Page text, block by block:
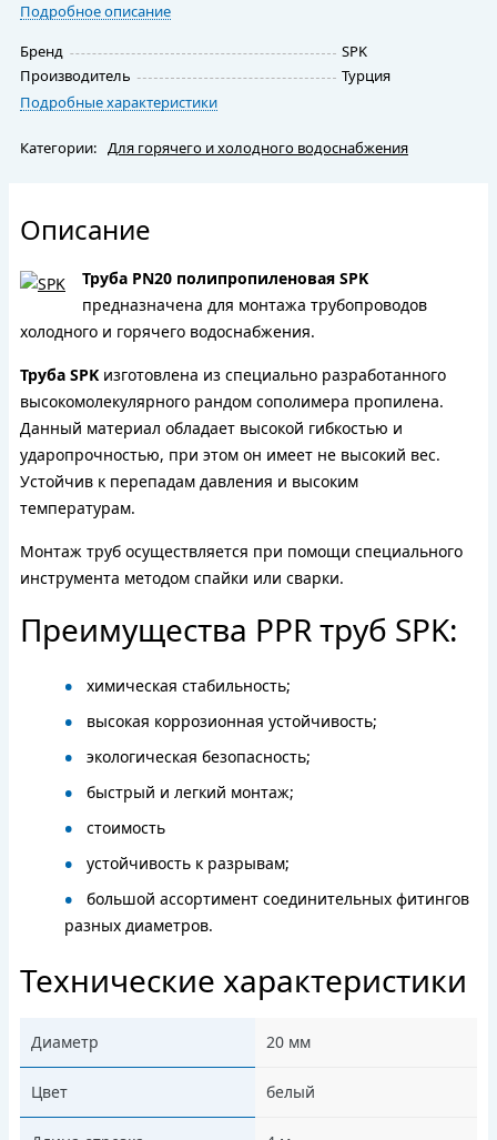
Подробное описание
Бренд
SPK
Производитель
Турция
Подробные характеристики
Категории: Для горячего и холодного водоснабжения
Описание
Труба PN20 полипропиленовая SPK
предназначена для монтажа трубопроводов
холодного и горячего водоснабжения.
Труба SPK изготовлена из специально разработанного
высокомолекулярного рандом сополимера пропилена.
Данный материал обладает высокой гибкостью и
ударопрочностью, при этом он имеет не высокий вес.
Устойчив к перепадам давления и высоким
температурам.
Монтаж труб осуществляется при помощи специального
инструмента методом спайки или сварки.
Преимущества PPR труб SPK:
химическая стабильность;
высокая коррозионная устойчивость;
экологическая безопасность;
быстрый и легкий монтаж;
стоимость
устойчивость к разрывам;
большой ассортимент соединительных фитингов
разных диаметров.
Технические характеристики
Диаметр 20 мм
Цвет белый